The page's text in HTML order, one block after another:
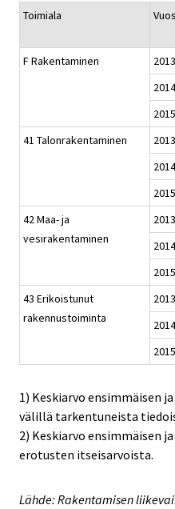
Toimiala
F Rakentaminen 2013
2014
2015
41 Talonrakentaminen
2013
2014
2015
42 Maa- ja
vesirakentaminen
2013
2014
2015
43 Erikoistunut
rakennustoiminta
2013
2014
2015
1) Keskiarvo ensimmäisen
välillä tarkentuneista
2) Keskiarvo ensimmäisen
erotusten itseisarvoista.
Lähde: Rakentamisen